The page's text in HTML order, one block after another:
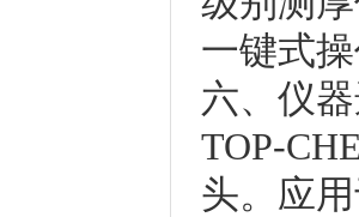
一键式
六、仪
TOP-
头。应